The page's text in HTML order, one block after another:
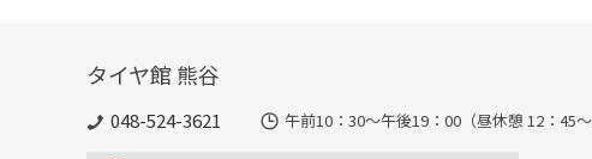
タイヤ館 熊谷
048-524-3621 午前10：30～午後19：00（昼休憩 12：45